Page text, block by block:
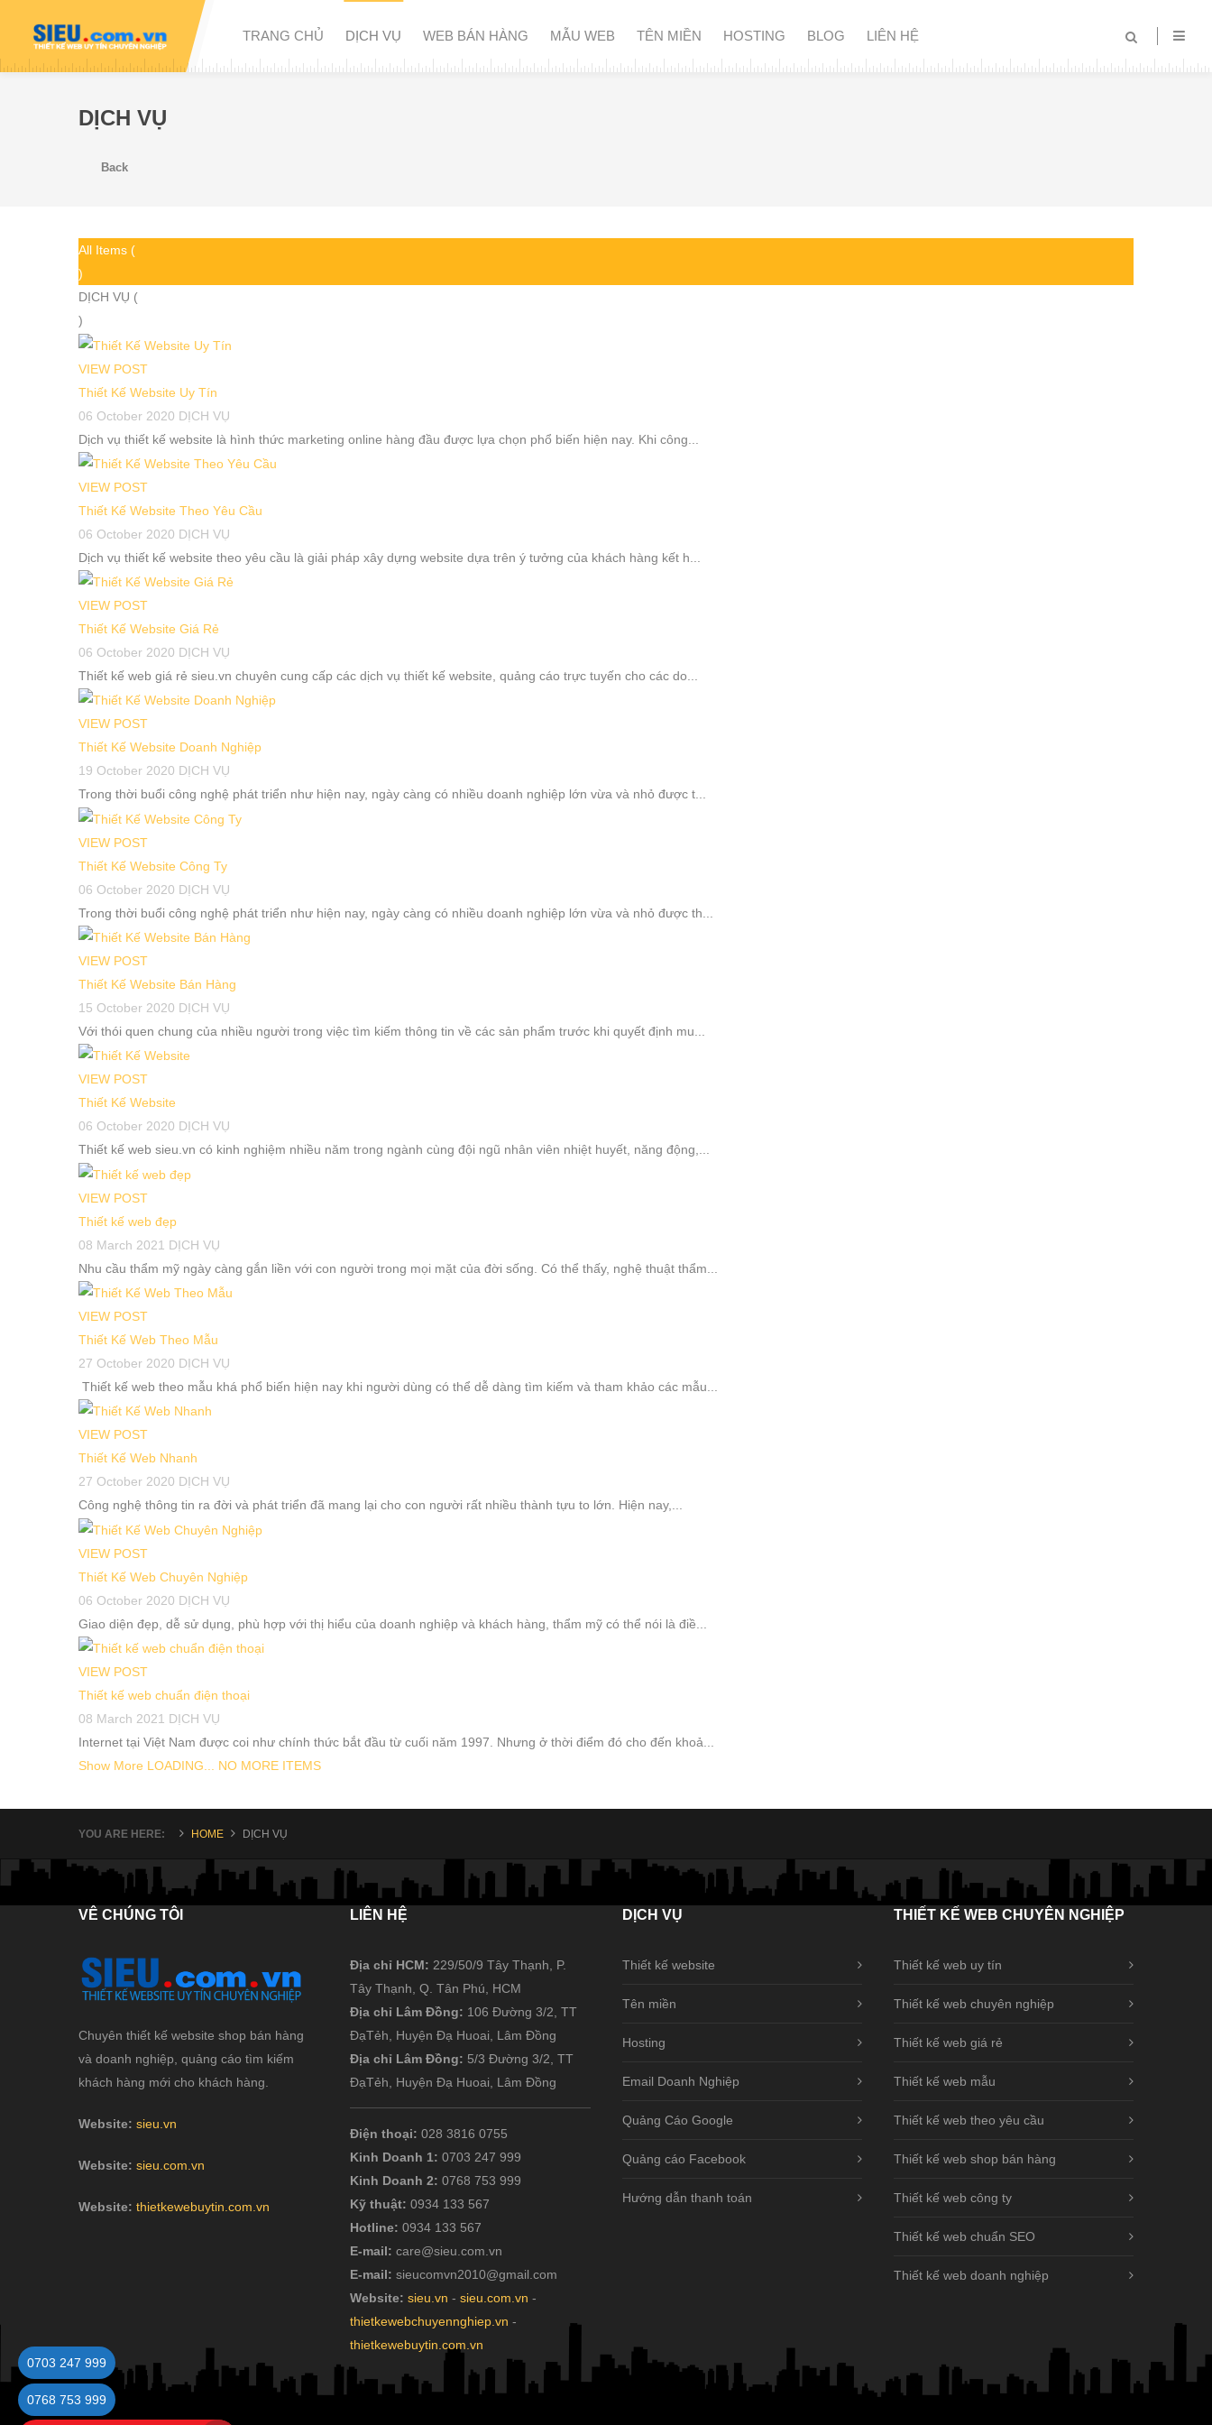
TRANG CHỦ DỊCH VỤ WEB BÁN HÀNG MẪU WEB TÊN MIỀN HOSTING BLOG LIÊN HỆ
DỊCH VỤ
Back
All Items (
)
DỊCH VỤ (
)
VIEW POST
Thiết Kế Website Uy Tín
06 October 2020 DỊCH VỤ
Dịch vụ thiết kế website là hình thức marketing online hàng đầu được lựa chọn phổ biến hiện nay. Khi công...
VIEW POST
Thiết Kế Website Theo Yêu Cầu
06 October 2020 DỊCH VỤ
Dịch vụ thiết kế website theo yêu cầu là giải pháp xây dựng website dựa trên ý tưởng của khách hàng kết h...
VIEW POST
Thiết Kế Website Giá Rẻ
06 October 2020 DỊCH VỤ
Thiết kế web giá rẻ sieu.vn chuyên cung cấp các dịch vụ thiết kế website, quảng cáo trực tuyến cho các do...
VIEW POST
Thiết Kế Website Doanh Nghiệp
19 October 2020 DỊCH VỤ
Trong thời buổi công nghệ phát triển như hiện nay, ngày càng có nhiều doanh nghiệp lớn vừa và nhỏ được t...
VIEW POST
Thiết Kế Website Công Ty
06 October 2020 DỊCH VỤ
Trong thời buổi công nghệ phát triển như hiện nay, ngày càng có nhiều doanh nghiệp lớn vừa và nhỏ được th...
VIEW POST
Thiết Kế Website Bán Hàng
15 October 2020 DỊCH VỤ
Với thói quen chung của nhiều người trong việc tìm kiếm thông tin về các sản phẩm trước khi quyết định mu...
VIEW POST
Thiết Kế Website
06 October 2020 DỊCH VỤ
Thiết kế web sieu.vn có kinh nghiệm nhiều năm trong ngành cùng đội ngũ nhân viên nhiệt huyết, năng động,...
VIEW POST
Thiết kế web đẹp
08 March 2021 DỊCH VỤ
Nhu cầu thẩm mỹ ngày càng gắn liền với con người trong mọi mặt của đời sống. Có thể thấy, nghệ thuật thẩm...
VIEW POST
Thiết Kế Web Theo Mẫu
27 October 2020 DỊCH VỤ
Thiết kế web theo mẫu khá phổ biến hiện nay khi người dùng có thể dễ dàng tìm kiếm và tham khảo các mẫu...
VIEW POST
Thiết Kế Web Nhanh
27 October 2020 DỊCH VỤ
Công nghệ thông tin ra đời và phát triển đã mang lại cho con người rất nhiều thành tựu to lớn. Hiện nay,...
VIEW POST
Thiết Kế Web Chuyên Nghiệp
06 October 2020 DỊCH VỤ
Giao diện đẹp, dễ sử dụng, phù hợp với thị hiểu của doanh nghiệp và khách hàng, thẩm mỹ có thể nói là điề...
VIEW POST
Thiết kế web chuẩn điện thoại
08 March 2021 DỊCH VỤ
Internet tại Việt Nam được coi như chính thức bắt đầu từ cuối năm 1997. Nhưng ở thời điểm đó cho đến khoả...
Show More LOADING... NO MORE ITEMS
YOU ARE HERE: HOME DỊCH VỤ
VÊ CHÚNG TÔI
Chuyên thiết kế website shop bán hàng
và doanh nghiệp, quảng cáo tìm kiếm
khách hàng mới cho khách hàng.
Website: sieu.vn
Website: sieu.com.vn
Website: thietkewebuytin.com.vn
LIÊN HỆ
Địa chỉ HCM: 229/50/9 Tây Thạnh, P.
Tây Thạnh, Q. Tân Phú, HCM
Địa chỉ Lâm Đồng: 106 Đường 3/2, TT
ĐạTẻh, Huyện Đạ Huoai, Lâm Đồng
Địa chỉ Lâm Đồng: 5/3 Đường 3/2, TT
ĐạTẻh, Huyện Đạ Huoai, Lâm Đồng
Điện thoại: 028 3816 0755
Kinh Doanh 1: 0703 247 999
Kinh Doanh 2: 0768 753 999
Kỹ thuật: 0934 133 567
Hotline: 0934 133 567
E-mail: care@sieu.com.vn
E-mail: sieucomvn2010@gmail.com
Website: sieu.vn -sieu.com.vn -
thietkewebchuyennghiep.vn -
thietkewebuytin.com.vn
DỊCH VỤ
Thiết kế website
Tên miền
Hosting
Email Doanh Nghiệp
Quảng Cáo Google
Quảng cáo Facebook
Hướng dẫn thanh toán
THIẾTKẾ WEB CHUYÊN NGHIỆP
Thiết kế web uy tín
Thiết kế web chuyên nghiệp
Thiết kế web giá rẻ
Thiết kế web mẫu
Thiết kế web theo yêu cầu
Thiết kế web shop bán hàng
Thiết kế web công ty
Thiết kế web chuẩn SEO
Thiết kế web doanh nghiệp
0703 247 999
0768 753 999